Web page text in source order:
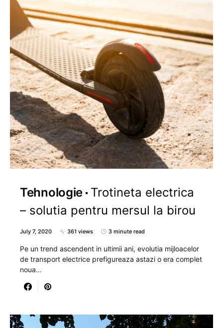
Tehnologie Trotineta electrica
– solutia pentru mersul la birou
July 7, 2020 361 views 3 minute read
Pe un trend ascendent in ultimii ani, evolutia mijloacelor
de transport electrice prefigureaza astazi o era complet
noua…